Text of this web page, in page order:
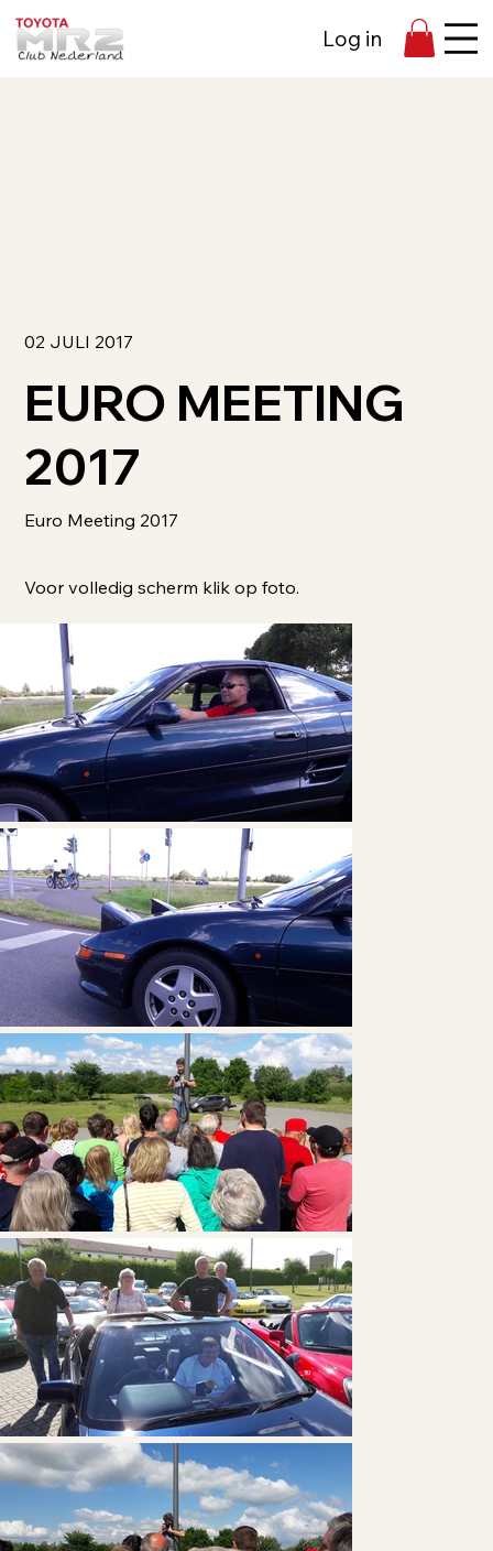
Log in
02 JULI 2017
EURO MEETING
2017
Euro Meeting 2017
Voor volledig scherm klik op foto.